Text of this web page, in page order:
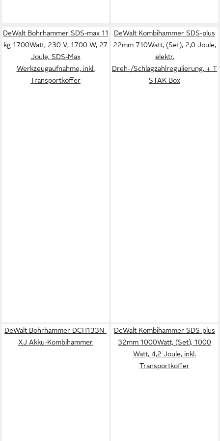
DeWalt Bohrhammer SDS-max 11
kg 1700Watt, 230 V, 1700 W, 27
Joule, SDS-Max
Werkzeugaufnahme, inkl.
Transportkoffer
DeWalt Kombihammer SDS-plus
22mm 710Watt, (Set), 2,0 Joule,
elektr.
Dreh-/Schlagzahlregulierung, + T
STAK Box
DeWalt Bohrhammer DCH133N-
XJ Akku-Kombihammer
DeWalt Kombihammer SDS-plus
32mm 1000Watt, (Set), 1000
Watt, 4,2 Joule, inkl.
Transportkoffer